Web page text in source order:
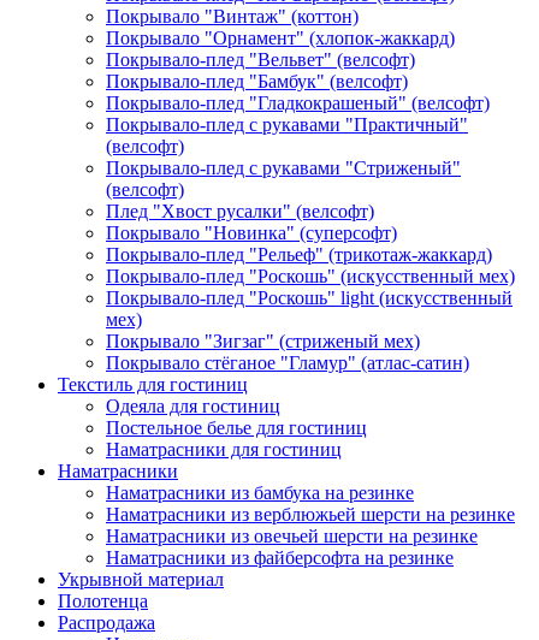
Покрывало "Винтаж" (коттон)
Покрывало "Орнамент" (хлопок-жаккард)
Покрывало-плед "Вельвет" (велсофт)
Покрывало-плед "Бамбук" (велсофт)
Покрывало-плед "Гладкокрашеный" (велсофт)
Покрывало-плед с рукавами "Практичный"
(велсофт)
Покрывало-плед с рукавами "Стриженый"
(велсофт)
Плед "Хвост русалки" (велсофт)
Покрывало "Новинка" (суперсофт)
Покрывало-плед "Рельеф" (трикотаж-жаккард)
Покрывало-плед "Роскошь" (искусственный мех)
Покрывало-плед "Роскошь" light (искусственный
мех)
Покрывало "Зигзаг" (стриженый мех)
Покрывало стёганое "Гламур" (атлас-сатин)
Текстиль для гостиниц
Одеяла для гостиниц
Постельное белье для гостиниц
Наматрасники для гостиниц
Наматрасники
Наматрасники из бамбука на резинке
Наматрасники из верблюжьей шерсти на резинке
Наматрасники из овечьей шерсти на резинке
Наматрасники из файберсофта на резинке
Укрывной материал
Полотенца
Распродажа